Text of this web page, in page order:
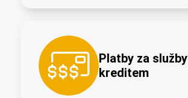
Platby za služby
kreditem